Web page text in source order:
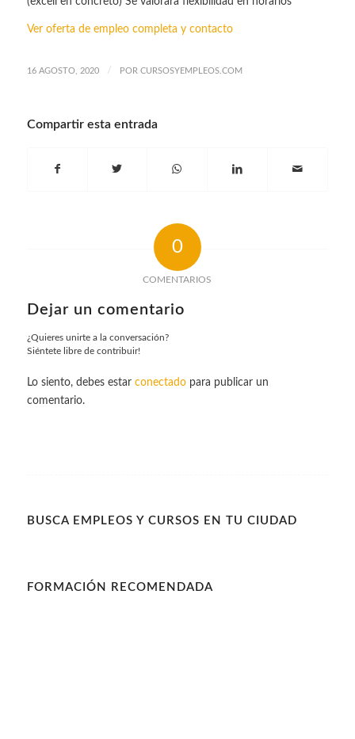
Ver oferta de empleo completa y contacto
16 AGOSTO, 2020 / POR CURSOSYEMPLEOS.COM
Compartir esta entrada
0
COMENTARIOS
Dejar un comentario
¿Quieres unirte a la conversación?
Siéntete libre de contribuir!
Lo siento, debes estar conectadopara publicar un
comentario.
BUSCA EMPLEOS Y CURSOS EN TU CIUDAD
FORMACIÓN RECOMENDADA